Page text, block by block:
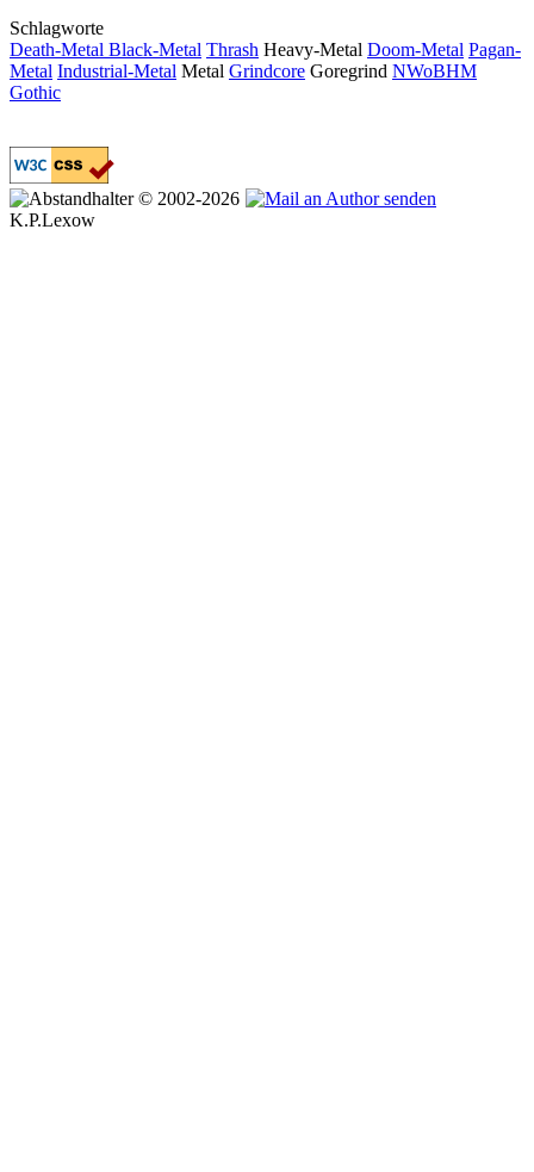
Schlagworte
Death-Metal Black-Metal Thrash Heavy-Metal Doom-Metal Pagan-
Metal Industrial-Metal Metal Grindcore Goregrind NWoBHM
Gothic
© 2002-2026
K.P.Lexow